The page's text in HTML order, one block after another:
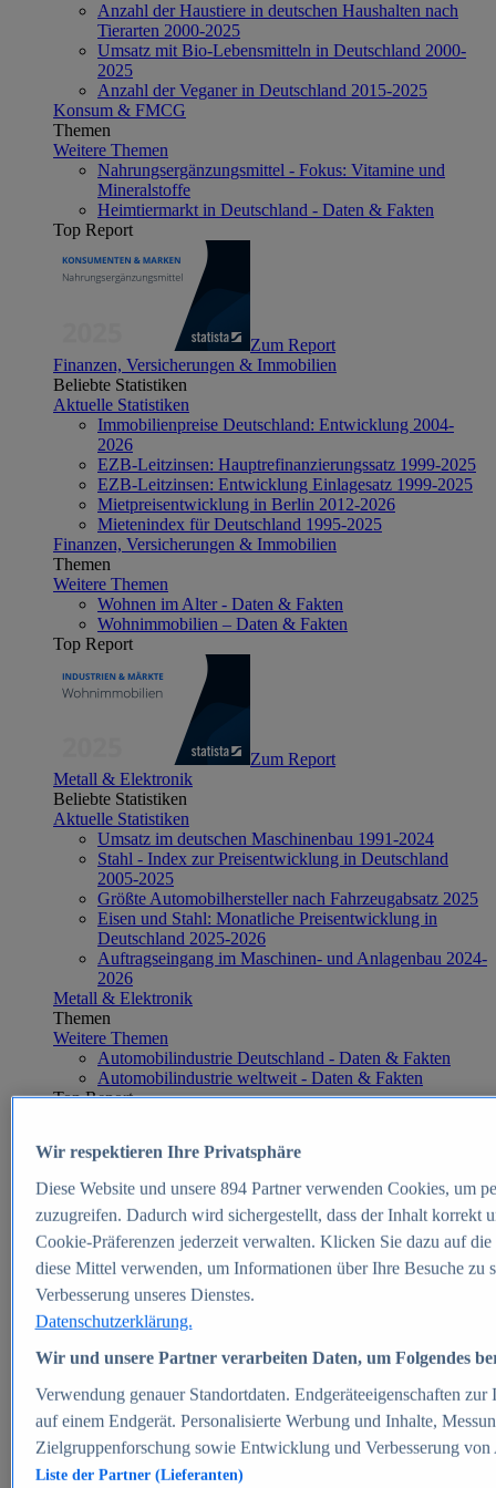
Anzahl der Haustiere in deutschen Haushalten nach
Tierarten 2000-2025
Umsatz mit Bio-Lebensmitteln in Deutschland 2000-
2025
Anzahl der Veganer in Deutschland 2015-2025
Konsum & FMCG
Themen
Weitere Themen
Nahrungsergänzungsmittel - Fokus: Vitamine und
Mineralstoffe
Heimtiermarkt in Deutschland - Daten & Fakten
Top Report
Zum Report
Finanzen, Versicherungen & Immobilien
Beliebte Statistiken
Aktuelle Statistiken
Immobilienpreise Deutschland: Entwicklung 2004-
2026
EZB-Leitzinsen: Hauptrefinanzierungssatz 1999-2025
EZB-Leitzinsen: Entwicklung Einlagesatz 1999-2025
Mietpreisentwicklung in Berlin 2012-2026
Mietenindex für Deutschland 1995-2025
Finanzen, Versicherungen & Immobilien
Themen
Weitere Themen
Wohnen im Alter - Daten & Fakten
Wohnimmobilien – Daten & Fakten
Top Report
Zum Report
Metall & Elektronik
Beliebte Statistiken
Aktuelle Statistiken
Umsatz im deutschen Maschinenbau 1991-2024
Stahl - Index zur Preisentwicklung in Deutschland
2005-2025
Größte Automobilhersteller nach Fahrzeugabsatz 2025
Eisen und Stahl: Monatliche Preisentwicklung in
Deutschland 2025-2026
Auftragseingang im Maschinen- und Anlagenbau 2024-
2026
Metall & Elektronik
Themen
Weitere Themen
Automobilindustrie Deutschland - Daten & Fakten
Automobilindustrie weltweit - Daten & Fakten
Top Report
Zum Report
E-commerce
Beliebte Statistiken
Aktuelle Statistiken
E-Commerce - Entwicklung des Umsatzes in
Deutschland 1999-2025
Umsatz von Amazon in Deutschland und weltweit
2010-2025
B2C-E-Commerce: Top-50 Online Shops in
Deutschland 2024
Marktanteile von Online-Zahlungsverfahren in
Deutschland 2024
Umsatzstarke Warengruppen im Online-Handel in
Deutschland 2023-2025
Wir respektieren Ihre Privatsphäre
Diese Website und unsere 894Partner verwenden Cookies, um
zuzugreifen. Dadurch wird sichergestellt, dass der Inhalt korrekt
Cookie-Präferenzen jederzeit verwalten. Klicken Sie dazu auf
diese Mittel verwenden, um Informationen über Ihre Besuche
Verbesserung unseres Dienstes.
Datenschutzerklärung.
Wir und unsere Partner verarbeiten Daten, um Folgendes
Verwendung genauer Standortdaten. Endgeräteeigenschaften
auf einem Endgerät. Personalisierte Werbung und Inhalte,
Zielgruppenforschung sowie Entwicklung und Verbesserung von
Liste der Partner (Lieferanten)